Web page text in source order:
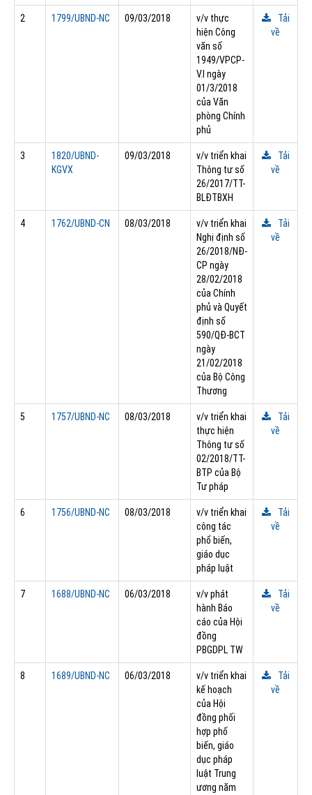
2 1799/UBND-NC 09/03/2018
v/v thực
hiện Công
văn số
1949/VPCP-
V.I ngày
01/3/2018
của Văn
phòng Chính
phủ
Tải
về
3
1820/UBND-
KGVX
09/03/2018
v/v triển khai
Thông tư số
26/2017/TT-
BLĐTBXH
Tải
về
4 1762/UBND-CN 08/03/2018
v/v triển khai
Nghị định số
26/2018/NĐ-
CP ngày
28/02/2018
của Chính
phủ và Quyết
định số
590/QĐ-BCT
ngày
21/02/2018
của Bộ Công
Thương
Tải
về
5 1757/UBND-NC 08/03/2018
v/v triển khai
thực hiện
Thông tư số
02/2018/TT-
BTP của Bộ
Tư pháp
Tải
về
6 1756/UBND-NC 08/03/2018
v/v triển khai
công tác
phổ biến,
giáo dục
pháp luật
Tải
về
7 1688/UBND-NC 06/03/2018
v/v phát
hành Báo
cáo của Hội
đồng
PBGDPL TW
Tải
về
8 1689/UBND-NC 06/03/2018
v/v triển khai
kế hoạch
của Hội
đồng phối
hợp phố
biến, giáo
dục pháp
luật Trung
ương năm
Tải
về